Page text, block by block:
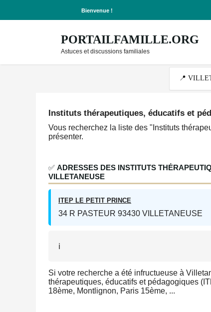
Bienvenue !
PORTAILFAMILLE.ORG
Astuces et discussions familiales
Instituts thérapeutiques, éducatifs et
Vous recherchez la liste des "Instituts
présenter.
✅ ADRESSES DES INSTITUTS
VILLETANEUSE
ITEP LE PETIT PRINCE
34 R PASTEUR 93430 VILLETANEUSE
ℹ️
Si votre recherche a été infructueuse à
thérapeutiques, éducatifs et pédagogiques
18ème, Montlignon, Paris 15ème, ...